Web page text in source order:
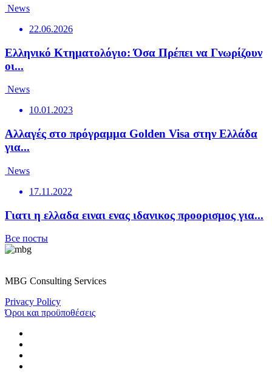
News
22.06.2026
Ελληνικό Κτηματολόγιο: Όσα Πρέπει να Γνωρίζουν
οι...
News
10.01.2023
Αλλαγές στο πρόγραμμα Golden Visa στην Ελλάδα
για...
News
17.11.2022
Γιατι η ελλαδα ειναι ενας ιδανικος προορισμος για...
Все посты
MBG Consulting Services
Privacy Policy
Όροι και προϋποθέσεις